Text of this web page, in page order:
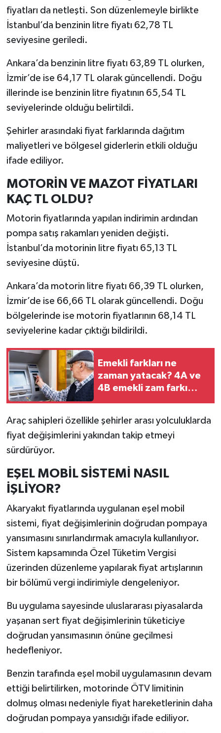
fiyatları da netleşti. Son düzenlemeyle birlikte
İstanbul’da benzinin litre fiyatı 62,78 TL
seviyesine geriledi.
Ankara’da benzinin litre fiyatı 63,89 TL olurken,
İzmir’de ise 64,17 TL olarak güncellendi. Doğu
illerinde ise benzinin litre fiyatının 65,54 TL
seviyelerinde olduğu belirtildi.
Şehirler arasındaki fiyat farklarında dağıtım
maliyetleri ve bölgesel giderlerin etkili olduğu
ifade ediliyor.
MOTORİN VE MAZOT FİYATLARI
KAÇ TL OLDU?
Motorin fiyatlarında yapılan indirimin ardından
pompa satış rakamları yeniden değişti.
İstanbul’da motorinin litre fiyatı 65,13 TL
seviyesine düştü.
Ankara’da motorin litre fiyatı 66,39 TL olurken,
İzmir’de ise 66,66 TL olarak güncellendi. Doğu
bölgelerinde ise motorin fiyatlarının 68,14 TL
seviyelerine kadar çıktığı bildirildi.
Emekli farkları ne
zaman yatacak? 4A ve
4B emekli zam farkı
Araç sahipleri özellikle şehirler arası yolculuklarda
fiyat değişimlerini yakından takip etmeyi
sürdürüyor.
EŞEL MOBİL SİSTEMİ NASIL
İŞLİYOR?
Akaryakıt fiyatlarında uygulanan eşel mobil
sistemi, fiyat değişimlerinin doğrudan pompaya
yansımasını sınırlandırmak amacıyla kullanılıyor.
Sistem kapsamında Özel Tüketim Vergisi
üzerinden düzenleme yapılarak fiyat artışlarının
bir bölümü vergi indirimiyle dengeleniyor.
Bu uygulama sayesinde uluslararası piyasalarda
yaşanan sert fiyat değişimlerinin tüketiciye
doğrudan yansımasının önüne geçilmesi
hedefleniyor.
Benzin tarafında eşel mobil uygulamasının devam
ettiği belirtilirken, motorinde ÖTV limitinin
dolmuş olması nedeniyle fiyat hareketlerinin daha
doğrudan pompaya yansıdığı ifade ediliyor.